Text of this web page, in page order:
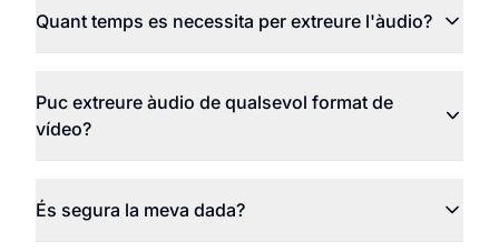
Quant temps es necessita per extreure l'àudio?
Puc extreure àudio de qualsevol format de
vídeo?
És segura la meva dada?